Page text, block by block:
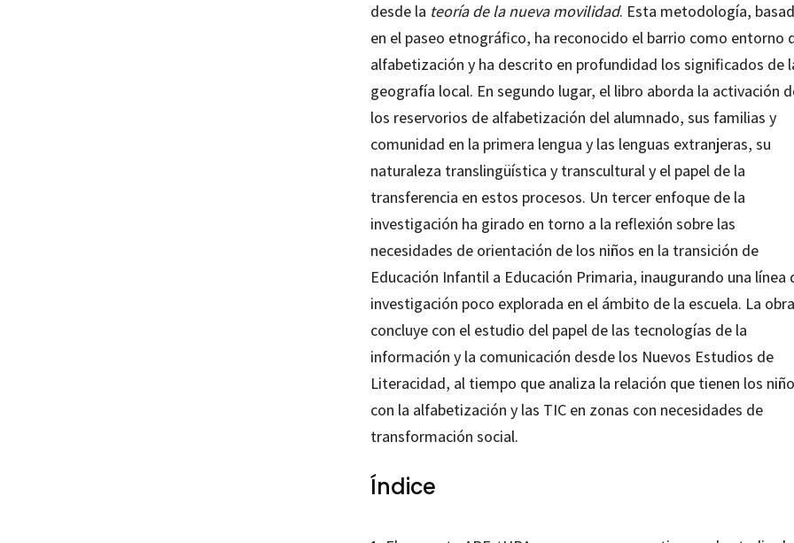
desde la teoría de la nueva movilidad. Esta metodología,
en el paseo etnográfico, ha reconocido el barrio como entorno
alfabetización y ha descrito en profundidad los significados de
geografía local. En segundo lugar, el libro aborda la activación
los reservorios de alfabetización del alumnado, sus familias y
comunidad en la primera lengua y las lenguas extranjeras, su
naturaleza translingüística y transcultural y el papel de la
transferencia en estos procesos. Un tercer enfoque de la
investigación ha girado en torno a la reflexión sobre las
necesidades de orientación de los niños en la transición de
Educación Infantil a Educación Primaria, inaugurando una línea
investigación poco explorada en el ámbito de la escuela. La obra
concluye con el estudio del papel de las tecnologías de la
información y la comunicación desde los Nuevos Estudios de
Literacidad, al tiempo que analiza la relación que tienen los
con la alfabetización y las TIC en zonas con necesidades de
transformación social.
Índice